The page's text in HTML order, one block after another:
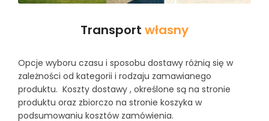
Transport własny
Opcje wyboru czasu i sposobu dostawy różnią się w
zależności od kategorii i rodzaju zamawianego
produktu. Koszty dostawy , określone są na stronie
produktu oraz zbiorczo na stronie koszyka w
podsumowaniu kosztów zamówienia.